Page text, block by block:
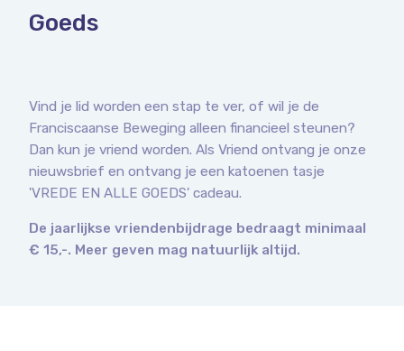
Goeds
Vind je lid worden een stap te ver, of wil je de
Franciscaanse Beweging alleen financieel steunen?
Dan kun je vriend worden. Als Vriend ontvang je onze
nieuwsbrief en ontvang je een katoenen tasje
'VREDE EN ALLE GOEDS' cadeau.
De jaarlijkse vriendenbijdrage bedraagt minimaal
€ 15,-. Meer geven mag natuurlijk altijd.